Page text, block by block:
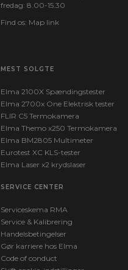
fredag: 8.00-15.30
Find os: Map link
MEST SOLGTE
Elma 2100X Spændingstester
Elma 2700x One Elektrisk tester
FLIR C5 Termokamera
Elma Themo x250 Termokamera
Elma BM2805 Multimeter
Eurotest XC KLS-tester
Elma Laser x2 krydslaser
SERVICE CENTER
Serviceskema RMA
Service & Kalibrering
Handelsbetingelser
Gør karriere hos Elma
Code of conduct